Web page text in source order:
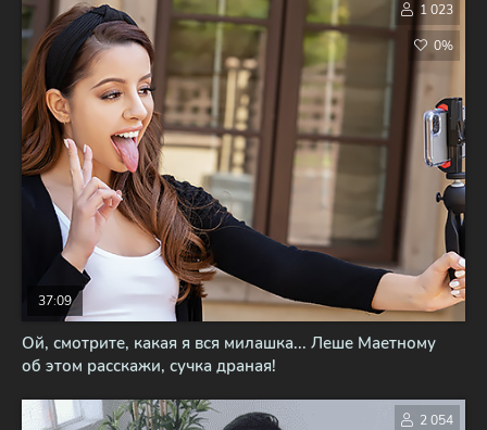
Ой, смотрите, какая я вся милашка... Леше Маетному
об этом расскажи, сучка драная!
37:09
1 023
0%
2 054